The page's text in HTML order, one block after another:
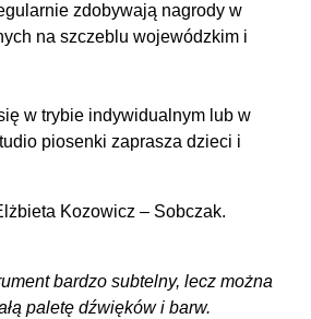
zdobywają nagrody w
na szczeblu wojewódzkim i
w trybie indywidualnym lub w
piosenki zaprasza dzieci i
Kozowicz – Sobczak.
bardzo subtelny, lecz można
paletę dźwięków i barw.